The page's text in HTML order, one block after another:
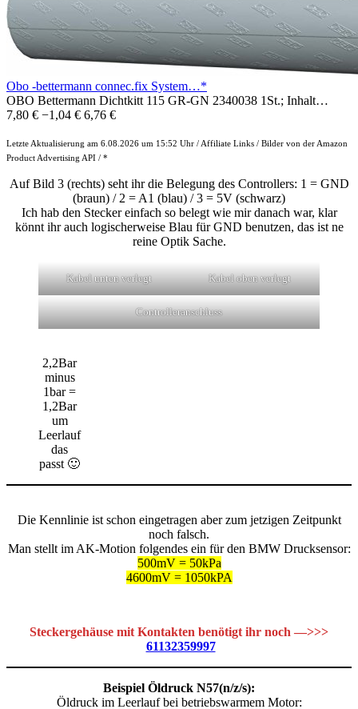
Obo -bettermann connec.fix System…*
OBO Bettermann Dichtkitt 115 GR-GN 2340038 1St.; Inhalt…
7,80 € −1,04 € 6,76 €
Letzte Aktualisierung am 6.08.2026 um 15:52 Uhr / Affiliate Links / Bilder von der Amazon
Product Advertising API / *
Auf Bild 3 (rechts) seht ihr die Belegung des Controllers: 1 = GND
(braun) / 2 = A1 (blau) / 3 = 5V (schwarz)
Ich hab den Stecker einfach so belegt wie mir danach war, klar
könnt ihr auch logischerweise Blau für GND benutzen, das ist ne
reine Optik Sache.
Kabel unten verlegt Kabel oben verlegt
Controlleranschluss
2,2Bar
minus
1bar =
1,2Bar
um
Leerlauf
das
passt 🙂
Die Kennlinie ist schon eingetragen aber zum jetzigen Zeitpunkt
noch falsch.
Man stellt im AK-Motion folgendes ein für den BMW Drucksensor:
500mV = 50kPa
4600mV = 1050kPA
Steckergehäuse mit Kontakten benötigt ihr noch —>>>
61132359997
Beispiel Öldruck N57(n/z/s):
Öldruck im Leerlauf bei betriebswarmem Motor: